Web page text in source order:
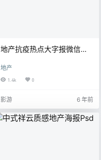
地产抗疫热点大字报微信贴
地产
1.4k 0
影游 6 年前